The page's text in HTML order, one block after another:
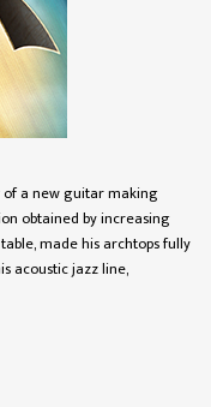
of a new guitar making
obtained by increasing
made his archtops fully
acoustic jazz line,